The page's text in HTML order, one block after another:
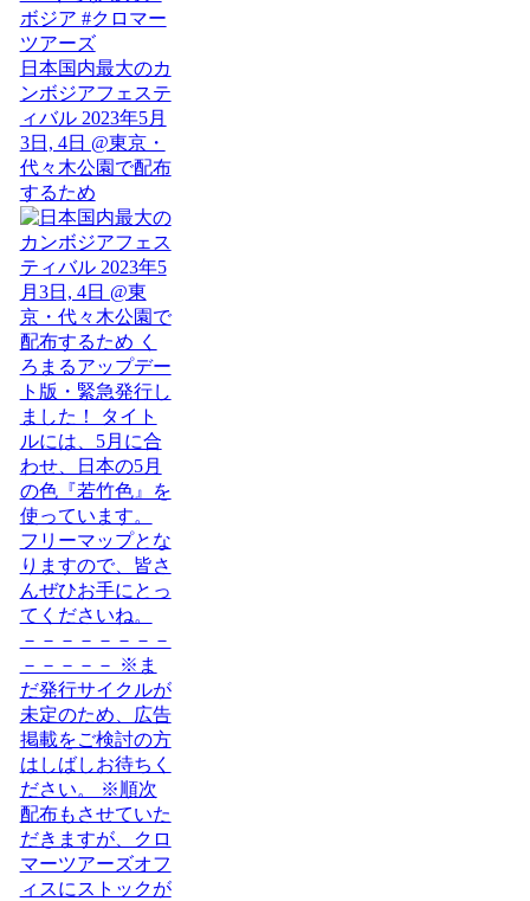
日本国内最大のカ
ンボジアフェステ
ィバル 2023年5月
3日, 4日 @東京・
代々木公園で配布
するため